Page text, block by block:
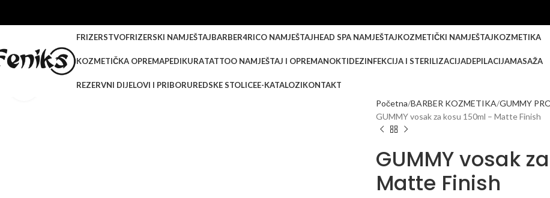
FRIZERSTVOFRIZERSKI NAMJEŠTAJBARBER4RICO NAMJEŠTAJHEAD SPA NAMJEŠTAJKOZMETIČKI NAMJEŠTAJKOZMETIKA
KOZMETIČKA OPREMAPEDIKURATATTOO NAMJEŠTAJ I OPREMANOKTIDEZINFEKCIJA I STERILIZACIJADEPILACIJAMASAŽA
REZERVNI DIJELOVI I PRIBORUREDSKE STOLICEE-KATALOZIKONTAKT
Klikni za veću sliku
Početna BARBER KOZMETIKA GUMMY
GUMMY vosak za kosu 150ml – Matte Finish
GUMMY vosak
Matte Finish